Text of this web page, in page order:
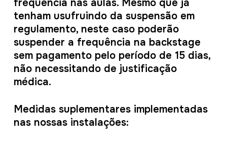
frequência nas aulas. Mesmo que já
tenham usufruindo da suspensão em
regulamento, neste caso poderão
suspender a frequência na backstage
sem pagamento pelo período de 15 dias,
não necessitando de justificação
médica.
Medidas suplementares implementadas
nas nossas instalações: